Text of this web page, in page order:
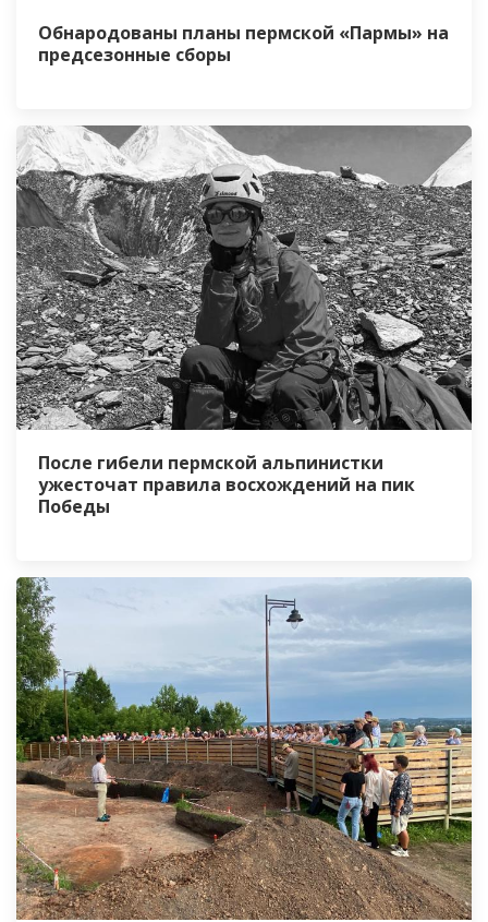
Обнародованы планы пермской «Пармы» на
предсезонные сборы
После гибели пермской альпинистки
ужесточат правила восхождений на пик
Победы